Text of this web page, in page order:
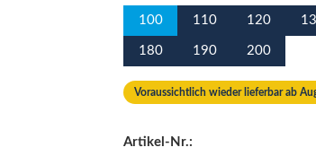
100 110 120
180 190 200
Voraussichtlich wieder lieferbar ab
Artikel-Nr.: